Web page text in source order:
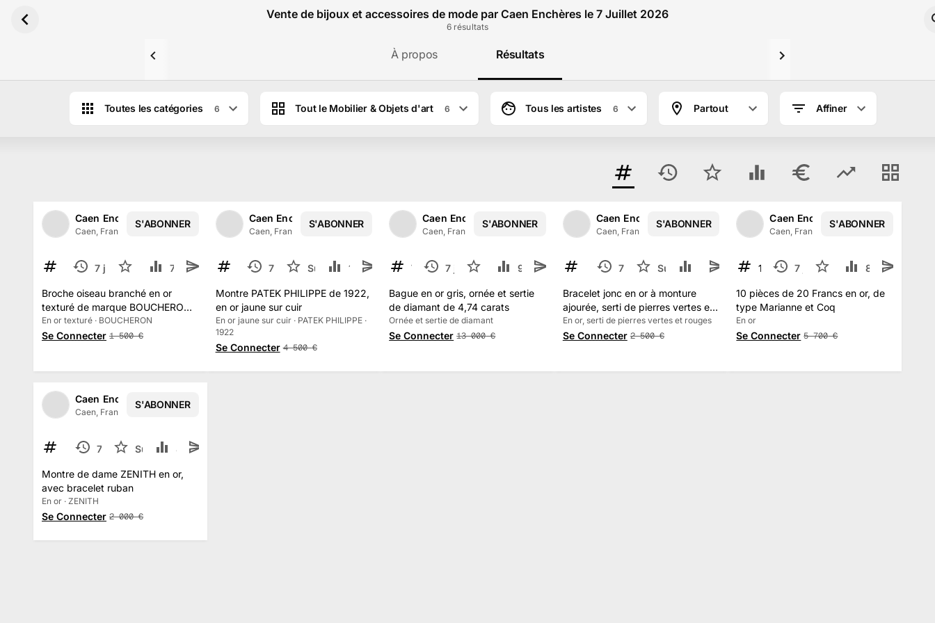
Vente de bijoux et accessoires de mode par Caen Enchères le 7 Juillet 2026
6résultats
À propos Résultats
Toutes les catégories 6 Tout le Mobilier & Objets d'art 6 Tous les artistes 6 Partout Affiner
Caen Enchères
Caen, France 59 abonné s
S'ABONNER
TERMINÉ
1/2
7 juil. 716
Broche oiseau branché en or
texturé de marque BOUCHERON,
Signée
En or texturé · BOUCHERON
Se Connecter 1 500 €
Caen Enchères
Caen, France 59abonné s
S'ABONNER
TERMINÉ
1/2
64 7 juil. Suivre 1.1 k
Montre PATEK PHILIPPE de 1922,
en or jaune sur cuir
En or jaune sur cuir · PATEK PHILIPPE ·
1922
Se Connecter 4 500 €
Caen Enchères
Caen, France 59abonné s
S'ABONNER
TERMINÉ
1/2
76 7 juil. 927
Bague en or gris, ornée et sertie
de diamant de 4,74 carats
Ornée et sertie de diamant
Se Connecter 13 000 €
Caen Enchères
Caen, France 59abonné s
S'ABONNER
TERMINÉ
1/2
143 7 juil. Suivre 1 k
Bracelet jonc en or à monture
ajourée, serti de pierres vertes et
rouges
En or, serti de pierres vertes et rouges
Se Connecter 2 500 €
Caen Enchères
Caen, France 59abonné s
S'ABONNER
TERMINÉ
1/2
170 7 juil. 885
10 pièces de 20 Francs en or, de
type Marianne et Coq
En or
Se Connecter 5 700 €
Caen Enchères
Caen, France 59 abonné s
S'ABONNER
TERMINÉ
1/2
187 7 juil. Suivre 840
Montre de dame ZENITH en or,
avec bracelet ruban
En or · ZENITH
Se Connecter 2 000 €